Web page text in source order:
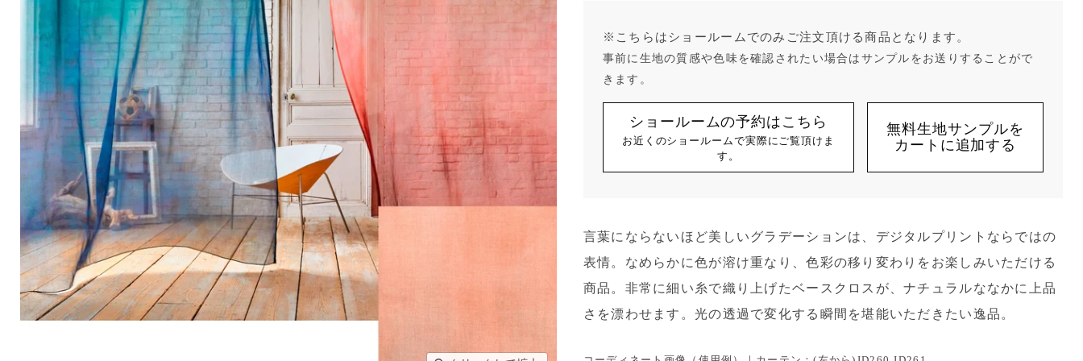
※こちらはショールームでのみご注文頂ける商品となります。
事前に生地の質感や色味を確認されたい場合はサンプルをお送りすることがで
きます。
ショールームの予約はこちら
お近くのショールームで実際にご覧頂けま
す。
無料生地サンプルを
カートに追加する
言葉にならないほど美しいグラデーションは、デジタルプリントならではの
表情。なめらかに色が溶け重なり、色彩の移り変わりをお楽しみいただける
商品。非常に細い糸で織り上げたベースクロスが、ナチュラルななかに上品
さを漂わせます。光の透過で変化する瞬間を堪能いただきたい逸品。